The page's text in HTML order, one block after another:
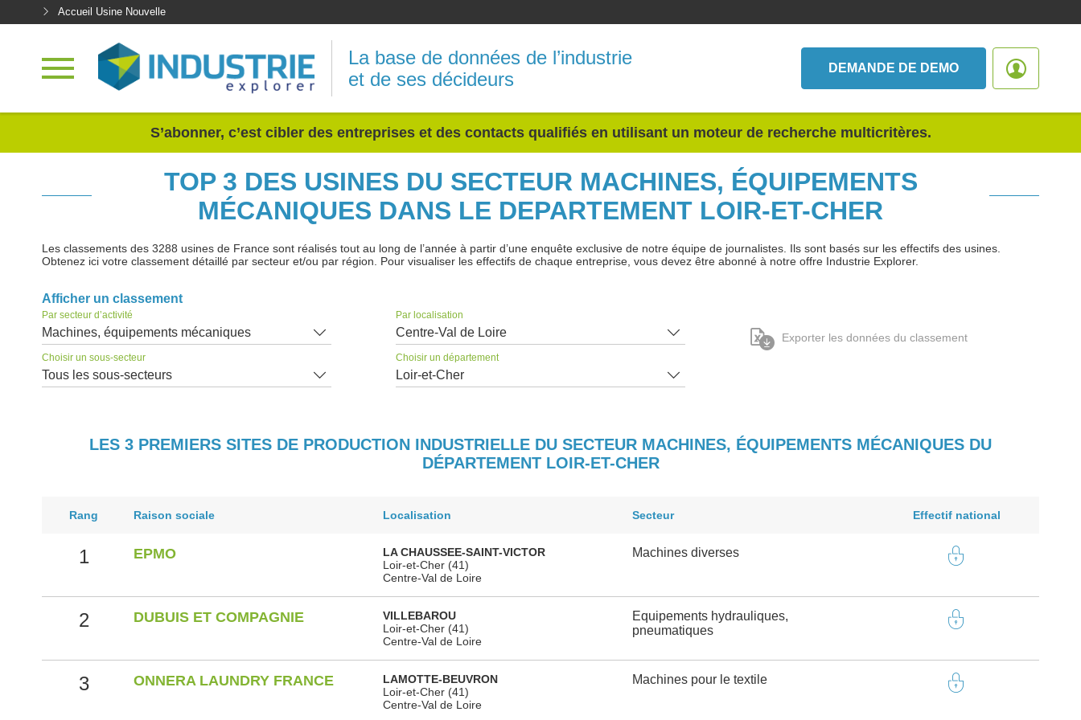
Accueil Usine Nouvelle
La base de données de l’industrie
et de ses décideurs
DEMANDE DE DEMO
S’abonner, c’est cibler des entreprises et des contacts qualifiés en utilisant un moteur de recherche multicritères.
TOP 3 DES USINES DU SECTEUR MACHINES, ÉQUIPEMENTS
MÉCANIQUES DANS LE DEPARTEMENT LOIR-ET-CHER
Les classements des 3288 usines de France sont réalisés tout au long de l’année à partir d’une enquête exclusive de notre équipe de journalistes. Ils sont basés sur les effectifs des usines.
Obtenez ici votre classement détaillé par secteur et/ou par région. Pour visualiser les effectifs de chaque entreprise, vous devez être abonné à notre offre Industrie Explorer.
Afficher un classement
Par secteur d’activité
Machines, équipements mécaniques
Choisir un sous-secteur
Tous les sous-secteurs
Par localisation
Centre-Val de Loire
Choisir un département
Loir-et-Cher
Exporter les données du classement
LES 3 PREMIERS SITES DE PRODUCTION INDUSTRIELLE DU SECTEUR MACHINES, ÉQUIPEMENTS MÉCANIQUES DU
DÉPARTEMENT LOIR-ET-CHER
Rang Raison sociale Localisation Secteur Effectif national
1 EPMO
LA CHAUSSEE-SAINT-VICTOR
Loir-et-Cher (41)
Centre-Val de Loire
Machines diverses
2 DUBUIS ET COMPAGNIE
VILLEBAROU
Loir-et-Cher (41)
Centre-Val de Loire
Equipements hydrauliques,
pneumatiques
3 ONNERA LAUNDRY FRANCE
LAMOTTE-BEUVRON
Loir-et-Cher (41)
Centre-Val de Loire
Machines pour le textile